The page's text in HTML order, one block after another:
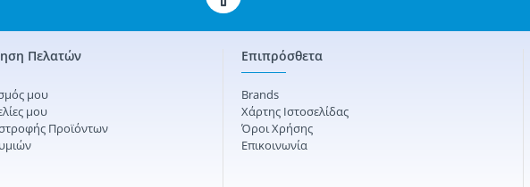
Πελατών
μου
μου
Προϊόντων
Επιπρόσθετα
Brands
Χάρτης Ιστοσελίδας
Όροι Χρήσης
Επικοινωνία